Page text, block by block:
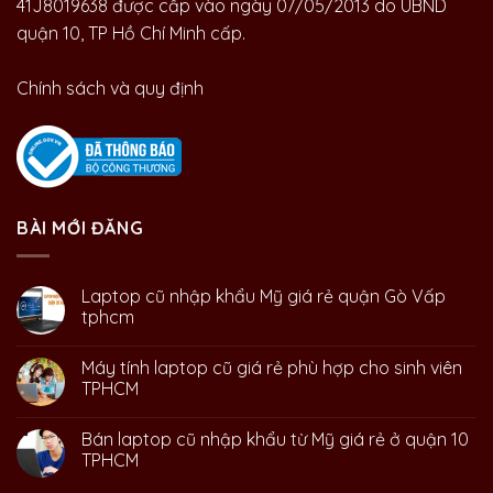
41J8019638 được cấp vào ngày 07/05/2013 do UBND
quận 10, TP Hồ Chí Minh cấp.
Chính sách và quy định
BÀI MỚI ĐĂNG
Laptop cũ nhập khẩu Mỹ giá rẻ quận Gò Vấp
tphcm
Máy tính laptop cũ giá rẻ phù hợp cho sinh viên
TPHCM
Bán laptop cũ nhập khẩu từ Mỹ giá rẻ ở quận 10
TPHCM